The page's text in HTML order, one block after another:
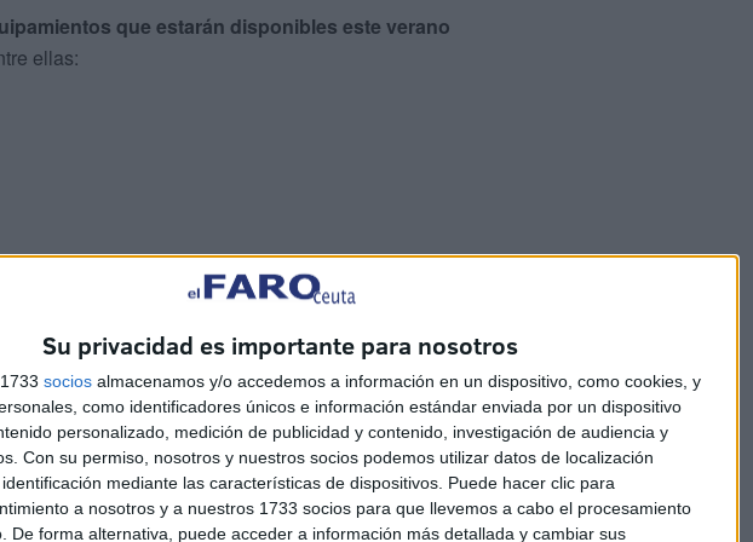
Su privacidad es importante para nosotros
socios almacenamos y/o accedemos a información en un dispositivo, como cookies, y
como identificadores únicos e información estándar enviada por un dispositivo
personalizado, medición de publicidad y contenido, investigación de audiencia y
Con su permiso, nosotros y nuestros socios podemos utilizar datos de localización
mediante las características de dispositivos. Puede hacer clic para
a nosotros y a nuestros 1733 socios para que llevemos a cabo el procesamiento
De forma alternativa, puede acceder a información más detallada y cambiar sus
que estarán disponibles este verano
ellas:
el control y aviso de situaciones de riesgo por calor.
que ya se venía aplicando en campañas anteriores.
a las altas temperaturas en
el compromiso mostrado durante la reunión y el cierre